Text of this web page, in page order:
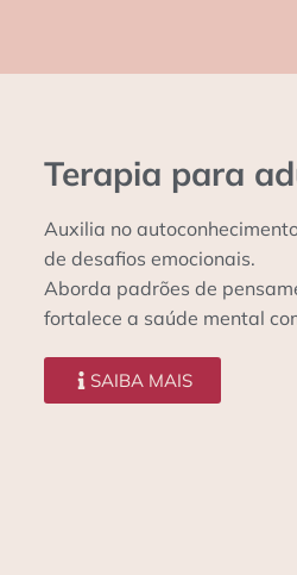
Terapia para
Auxilia no
de desafios emocionais.
Aborda padrões de
fortalece a saúde mental
SAIBA MAIS